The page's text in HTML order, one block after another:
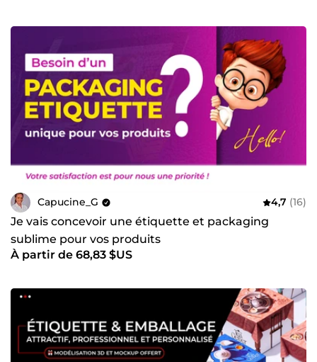
Capucine_G 4,7 (16)
Je vais concevoir une étiquette et packaging
sublime pour vos produits
À partir de 68,83 $US